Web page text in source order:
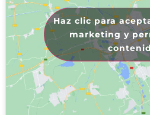
Haz clic para
marketing y